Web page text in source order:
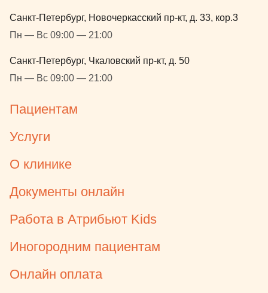
Санкт-Петербург, Новочеркасский пр-кт, д. 33, кор.3
Пн — Вс 09:00 — 21:00
Санкт-Петербург, Чкаловский пр-кт, д. 50
Пн — Вс 09:00 — 21:00
Пациентам
Услуги
О клинике
Документы онлайн
Работа в Атрибьют Kids
Иногородним пациентам
Онлайн оплата